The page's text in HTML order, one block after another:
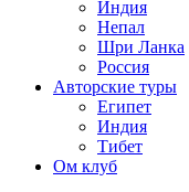
Индия
Непал
Шри Ланка
Россия
Авторские туры
Египет
Индия
Тибет
Ом клуб